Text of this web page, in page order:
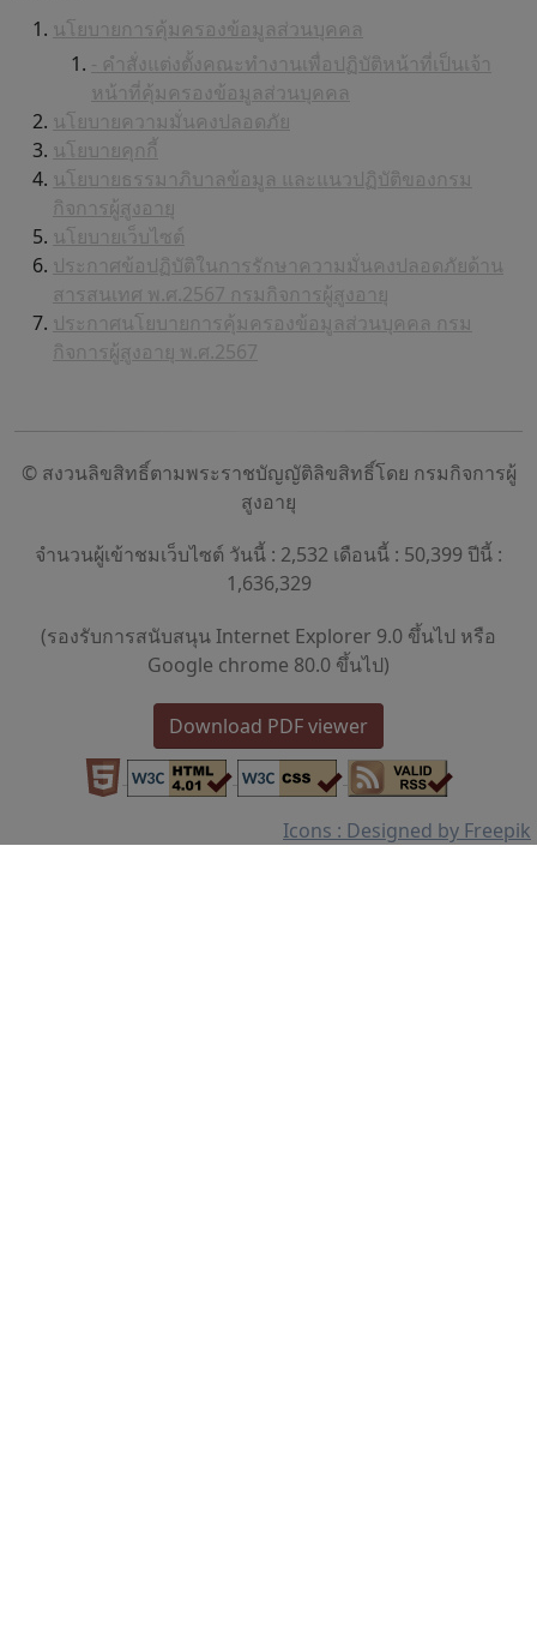
นโยบายการคุ้มครองข้อมูลส่วนบุคคล
- คำสั่งแต่งตั้งคณะทำงานเพื่อปฏิบัติหน้าที่เป็นเจ้า
หน้าที่คุ้มครองข้อมูลส่วนบุคคล
นโยบายความมั่นคงปลอดภัย
นโยบายคุกกี้
นโยบายธรรมาภิบาลข้อมูล และแนวปฏิบัติของกรม
กิจการผู้สูงอายุ
นโยบายเว็บไซต์
ประกาศข้อปฏิบัติในการรักษาความมั่นคงปลอดภัยด้าน
สารสนเทศ พ.ศ.2567 กรมกิจการผู้สูงอายุ
ประกาศนโยบายการคุ้มครองข้อมูลส่วนบุคคล กรม
กิจการผู้สูงอายุ พ.ศ.2567
© สงวนลิขสิทธิ์ตามพระราชบัญญัติลิขสิทธิ์โดย กรมกิจการผู้
สูงอายุ
จำนวนผู้เข้าชมเว็บไซต์ วันนี้ : 2,532 เดือนนี้ : 50,399 ปีนี้ :
1,636,329
(รองรับการสนับสนุน Internet Explorer 9.0 ขึ้นไป หรือ
Google chrome 80.0 ขึ้นไป)
Download PDF viewer
Icons : Designed by Freepik